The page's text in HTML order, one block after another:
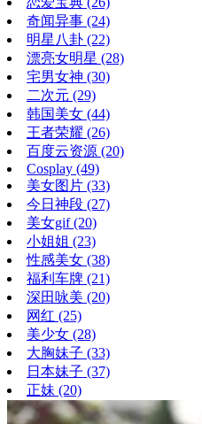
奇闻异事 (24)
明星八卦 (22)
漂亮女明星 (28)
宅男女神 (30)
二次元 (29)
韩国美女 (44)
王者荣耀 (26)
百度云资源 (20)
Cosplay (49)
美女图片 (33)
今日神段 (27)
美女gif(20)
小姐姐 (23)
性感美女 (38)
福利车牌 (21)
深田咏美 (20)
网红 (25)
美少女 (28)
大胸妹子 (33)
日本妹子 (37)
正妹 (20)